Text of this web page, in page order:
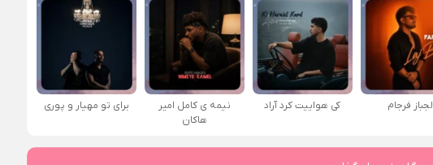
لجباز فرجام کی هواییت کرد آراد
نیمه ی کامل امیر
هاکان
برای تو مهیار و پوری